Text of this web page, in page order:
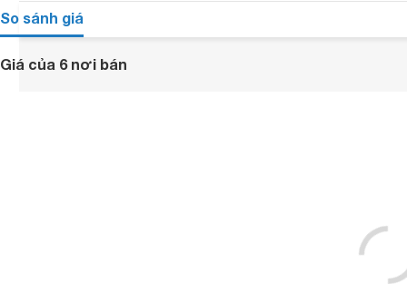
So sánh giá
Giá của 6 nơi bán